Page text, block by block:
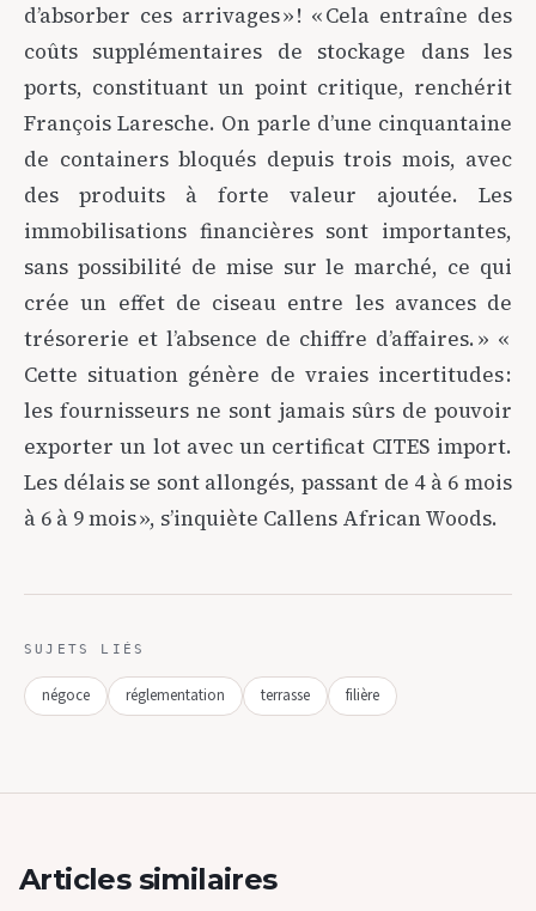
d’absorber ces arrivages » ! « Cela entraîne des
coûts supplémentaires de stockage dans les
ports, constituant un point critique, renchérit
François Laresche. On parle d’une cinquantaine
de containers bloqués depuis trois mois, avec
des produits à forte valeur ajoutée. Les
immobilisations financières sont importantes,
sans possibilité de mise sur le marché, ce qui
crée un effet de ciseau entre les avances de
trésorerie et l’absence de chiffre d’affaires. » «
Cette situation génère de vraies incertitudes :
les fournisseurs ne sont jamais sûrs de pouvoir
exporter un lot avec un certificat CITES import.
Les délais se sont allongés, passant de 4 à 6 mois
à 6 à 9 mois », s’inquiète Callens African Woods.
SUJETS LIÉS
négoce réglementation terrasse filière
Articles similaires